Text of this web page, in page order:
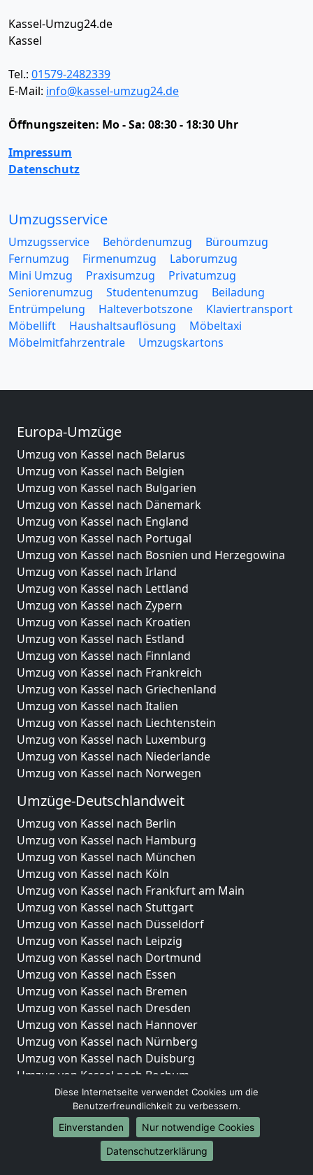
Kassel-Umzug24.de
Kassel
Tel.: 01579-2482339
E-Mail: info@kassel-umzug24.de
Öffnungszeiten: Mo - Sa: 08:30 - 18:30 Uhr
Impressum
Datenschutz
Umzugsservice
Umzugsservice Behördenumzug
Büroumzug
Fernumzug
Firmenumzug
Laborumzug
Mini Umzug
Praxisumzug
Privatumzug
Seniorenumzug
Studentenumzug
Beiladung
Entrümpelung
Halteverbotszone
Klaviertransport
Möbellift
Haushaltsauflösung
Möbeltaxi
Möbelmitfahrzentrale
Umzugskartons
Europa-Umzüge
Umzug von Kassel nach Belarus
Umzug von Kassel nach Belgien
Umzug von Kassel nach Bulgarien
Umzug von Kassel nach Dänemark
Umzug von Kassel nach England
Umzug von Kassel nach Portugal
Umzug von Kassel nach Bosnien und Herzegowina
Umzug von Kassel nach Irland
Umzug von Kassel nach Lettland
Umzug von Kassel nach Zypern
Umzug von Kassel nach Kroatien
Umzug von Kassel nach Estland
Umzug von Kassel nach Finnland
Umzug von Kassel nach Frankreich
Umzug von Kassel nach Griechenland
Umzug von Kassel nach Italien
Umzug von Kassel nach Liechtenstein
Umzug von Kassel nach Luxemburg
Umzug von Kassel nach Niederlande
Umzug von Kassel nach Norwegen
Umzüge-Deutschlandweit
Umzug von Kassel nach Berlin
Umzug von Kassel nach Hamburg
Umzug von Kassel nach München
Umzug von Kassel nach Köln
Umzug von Kassel nach Frankfurt am Main
Umzug von Kassel nach Stuttgart
Umzug von Kassel nach Düsseldorf
Umzug von Kassel nach Leipzig
Umzug von Kassel nach Dortmund
Umzug von Kassel nach Essen
Umzug von Kassel nach Bremen
Umzug von Kassel nach Dresden
Umzug von Kassel nach Hannover
Umzug von Kassel nach Nürnberg
Umzug von Kassel nach Duisburg
Umzug von Kassel nach Bochum
Umzug von Kassel nach Wuppertal
Umzug von Kassel nach Bielefeld
Umzug von Kassel nach Bonn
Umzug von Kassel nach Münster
Diese Internetseite verwendet Cookies um die
Benutzerfreundlichkeit zu verbessern.
Einverstanden
Nur notwendige Cookies
Datenschutzerklärung